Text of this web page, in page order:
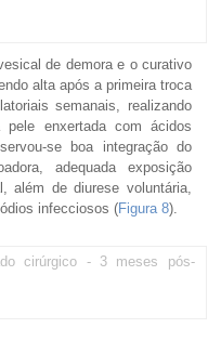
de demora e o curativo
alta após a primeira troca
semanais, realizando
enxertada com ácidos
se boa integração do
adequada exposição
além de diurese voluntária,
infecciosos (Figura 8).
cirúrgico - 3 meses pós-